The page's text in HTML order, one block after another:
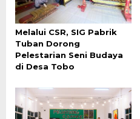
Melalui CSR, SIG Pabrik
Tuban Dorong
Pelestarian Seni Budaya
di Desa Tobo